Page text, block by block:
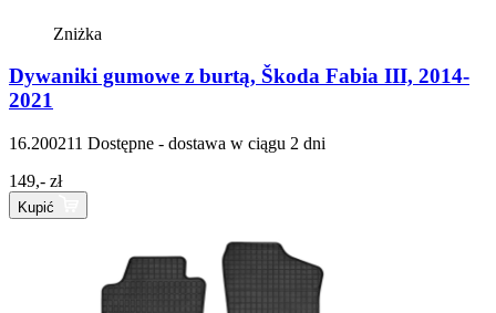
Zniżka
Dywaniki gumowe z burtą, Škoda Fabia III, 2014-
2021
16.200211 Dostępne - dostawa w ciągu 2 dni
149,- zł
Kupić